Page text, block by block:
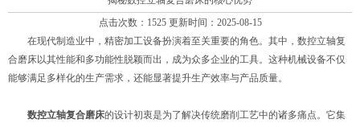
点击次数：1525 更新时间：2025-08-15
在现代制造业中，精密加工设备扮演着至关重要的角色。其中，数控立轴复
合磨床以其性能和多功能性脱颖而出，成为众多企业的工具。这种机械设备不仅
能够满足多样化的生产需求，还能显著提升生产效率与产品质量。
数控立轴复合磨床的设计初衷是为了解决传统磨削工艺中的诸多痛点。它集